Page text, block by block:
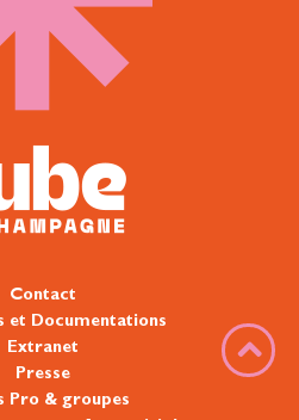
Contact
et Documentations
Extranet
Presse
Pro & groupes